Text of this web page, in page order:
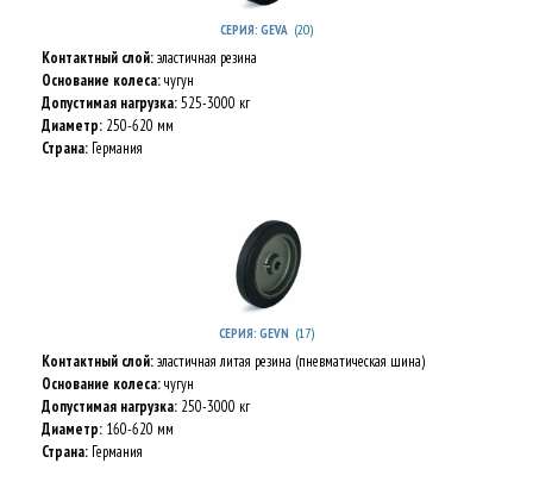
СЕРИЯ: GEVA (20)
Контактный слой:эластичная резина
Основание колеса:чугун
Допустимая нагрузка:525-3000 кг
Диаметр: 250-620 мм
Страна: Германия
СЕРИЯ: GEVN (17)
Контактный слой:эластичная литая резина (пневматическая шина)
Основание колеса:чугун
Допустимая нагрузка: 250-3000 кг
Диаметр: 160-620 мм
Страна: Германия